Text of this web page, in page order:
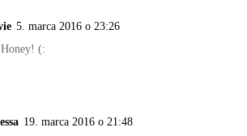
5. marca 2016 o 23:26
(:
19. marca 2016 o 21:48